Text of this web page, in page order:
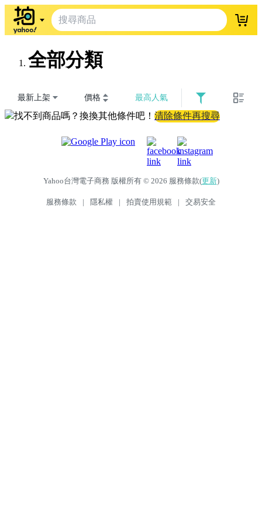
登入
全部分類
最新上架 價格 最高人氣
找不到商品嗎？換換其他條件吧！ 清除條件再搜尋
Yahoo台灣電子商務 版權所有 © 2026 服務條款(更新)
服務條款 | 隱私權 | 拍賣使用規範 | 交易安全